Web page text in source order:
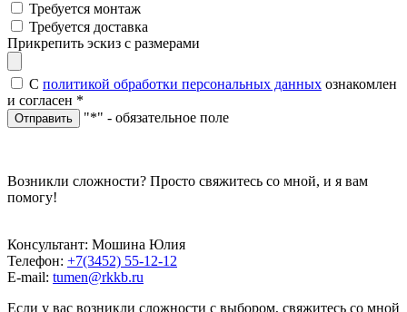
Требуется монтаж
Требуется доставка
Прикрепить эскиз с размерами
С политикой обработки персональных данных ознакомлен
и согласен *
Отправить "*" - обязательное поле
Возникли сложности? Просто свяжитесь со мной, и я вам
помогу!
Консультант: Мошина Юлия
Телефон: +7(3452) 55-12-12
E-mail: tumen@rkkb.ru
Если у вас возникли сложности с выбором, свяжитесь со мной